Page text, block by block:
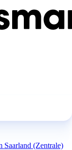
Saarland (Zentrale)